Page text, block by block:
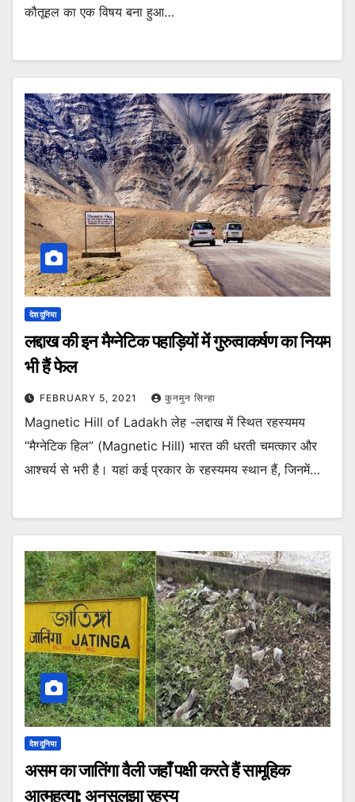
कौतूहल का एक विषय बना हुआ…
देश दुनिया
लद्दाख की इन मैग्नेटिक पहाड़ियों में गुरुत्वाकर्षण का नियम
भी हैं फेल
FEBRUARY 5, 2021 कुनमुन सिन्हा
Magnetic Hill of Ladakh लेह -लद्दाख में स्थित रहस्यमय
“मैग्नेटिक हिल” (Magnetic Hill) भारत की धरती चमत्कार और
आश्चर्य से भरी है। यहां कई प्रकार के रहस्यमय स्थान हैं, जिनमें…
देश दुनिया
असम का जातिंगा वैली जहाँ पक्षी करते हैं सामूहिक
आत्महत्या: अनसुलझा रहस्य